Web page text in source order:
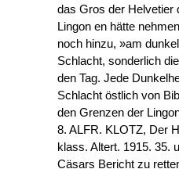
das Gros der Helvetier
Lingon en hätte
noch hinzu, »am
Schlacht, sonderlich
den Tag. Jede
Schlacht östlich von
den Grenzen der
8. ALFR. KLOTZ, Der
klass. Altert. 1915. 35.
Cäsars Bericht zu